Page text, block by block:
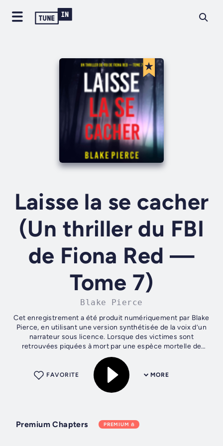
Laisse la se cacher
(Un thriller du FBI
de Fiona Red —
Tome 7)
Blake Pierce
Cet enregistrement a été produit numériquement par Blake
Pierce, en utilisant une version synthétisée de la voix d’un
narrateur sous licence. Lorsque des victimes sont
retrouvées piquées à mort par une espèce mortelle de
frelon, Fiona Red, experte...
MORE
FAVORITE
Premium Chapters PREMIUM